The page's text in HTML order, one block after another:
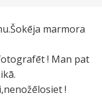
marmora
! Man pat
!